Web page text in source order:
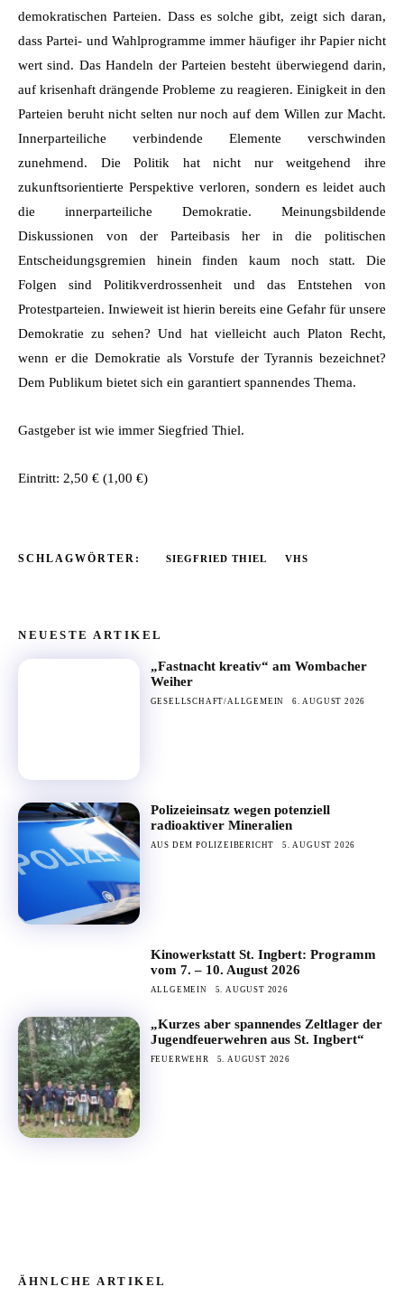
demokratischen Parteien. Dass es solche gibt, zeigt sich daran,
dass Partei- und Wahlprogramme immer häufiger ihr Papier nicht
wert sind. Das Handeln der Parteien besteht überwiegend darin,
auf krisenhaft drängende Probleme zu reagieren. Einigkeit in den
Parteien beruht nicht selten nur noch auf dem Willen zur Macht.
Innerparteiliche verbindende Elemente verschwinden
zunehmend. Die Politik hat nicht nur weitgehend ihre
zukunftsorientierte Perspektive verloren, sondern es leidet auch
die innerparteiliche Demokratie. Meinungsbildende
Diskussionen von der Parteibasis her in die politischen
Entscheidungsgremien hinein finden kaum noch statt. Die
Folgen sind Politikverdrossenheit und das Entstehen von
Protestparteien. Inwieweit ist hierin bereits eine Gefahr für unsere
Demokratie zu sehen? Und hat vielleicht auch Platon Recht,
wenn er die Demokratie als Vorstufe der Tyrannis bezeichnet?
Dem Publikum bietet sich ein garantiert spannendes Thema.
Gastgeber ist wie immer Siegfried Thiel.
Eintritt: 2,50 € (1,00 €)
SCHLAGWÖRTER: SIEGFRIED THIEL VHS
NEUESTE ARTIKEL
„Fastnacht kreativ“ am Wombacher
Weiher
GESELLSCHAFT/ALLGEMEIN 6. AUGUST 2026
Polizeieinsatz wegen potenziell
radioaktiver Mineralien
AUS DEM POLIZEIBERICHT 5. AUGUST 2026
Kinowerkstatt St. Ingbert: Programm
vom 7. – 10. August 2026
ALLGEMEIN 5. AUGUST 2026
„Kurzes aber spannendes Zeltlager der
Jugendfeuerwehren aus St. Ingbert“
FEUERWEHR 5. AUGUST 2026
ÄHNLCHE ARTIKEL